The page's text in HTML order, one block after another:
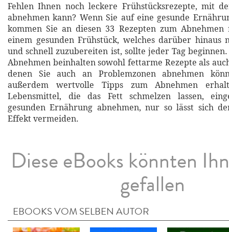
Fehlen Ihnen noch leckere Frühstücksrezepte, mit
abnehmen kann? Wenn Sie auf eine gesunde
kommen Sie an diesen 33 Rezepten zum
einem gesunden Frühstück, welches darüber hinaus
und schnell zuzubereiten ist, sollte jeder Tag
Abnehmen beinhalten sowohl fettarme Rezepte als
denen Sie auch an Problemzonen abnehmen
außerdem wertvolle Tipps zum Abnehmen
Lebensmittel, die das Fett schmelzen lassen,
gesunden Ernährung abnehmen, nur so lässt sich
Effekt vermeiden.
Diese eBooks könnten
gefallen
EBOOKS VOM SELBEN AUTOR